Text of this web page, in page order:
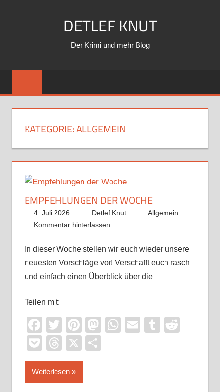
DETLEF KNUT
Der Krimi und mehr Blog
KATEGORIE:ALLGEMEIN
EMPFEHLUNGEN DER WOCHE
4. Juli 2026 Detlef Knut
Allgemein
Kommentar hinterlassen
In dieser Woche stellen wir euch wieder unsere
neuesten Vorschläge vor! Verschafft euch rasch
und einfach einen Überblick über die
Teilen mit:
Facebook
TwitterPinterest
Mastodon
WhatsApp
EmailTumblr
PocketThreads
X
Weiterlesen